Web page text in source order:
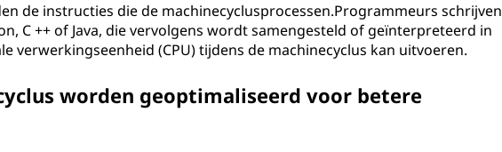
de instructies die de machinecyclusprocessen.Programmeurs schrijven
C ++ of Java, die vervolgens wordt samengesteld of geïnterpreteerd in
verwerkingseenheid (CPU) tijdens de machinecyclus kan uitvoeren.
worden geoptimaliseerd voor betere